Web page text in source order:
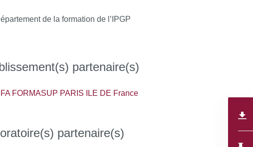
de la formation de l’IPGP
partenaire(s)
FORMASUP PARIS ILE DE France
partenaire(s)